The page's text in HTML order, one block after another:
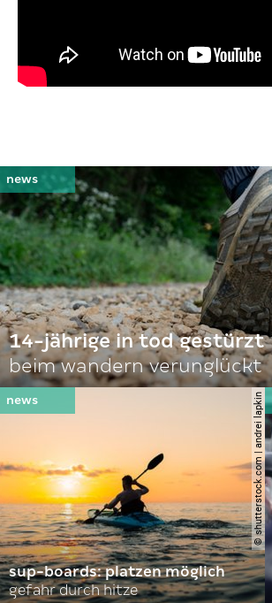
14-jährige in tod gestürzt
beim wandern verunglückt
© shutterstock.com | andrei lapkin
sup-boards: platzen möglich
gefahr durch hitze